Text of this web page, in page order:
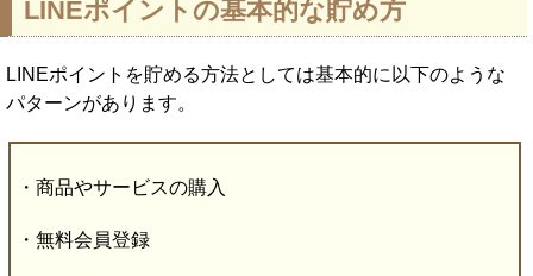
LINEポイントの基本的な貯め方
LINEポイントを貯める方法としては基本的に以下のような
パターンがあります。
・商品やサービスの購入
・無料会員登録